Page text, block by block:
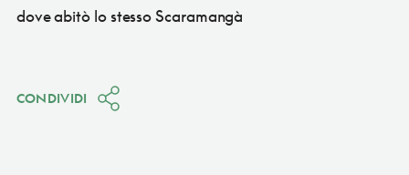
dove abitò lo stesso Scaramangà
CONDIVIDI